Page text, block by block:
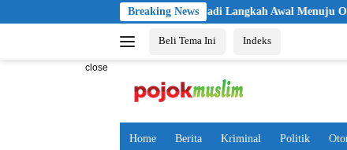
to
Breaking News
Pelantikan KBPP Polri Jadi Langkah Awal Menuju Organisasi yang
Beli Tema Ini Indeks
close
Home Berita Kriminal Politik